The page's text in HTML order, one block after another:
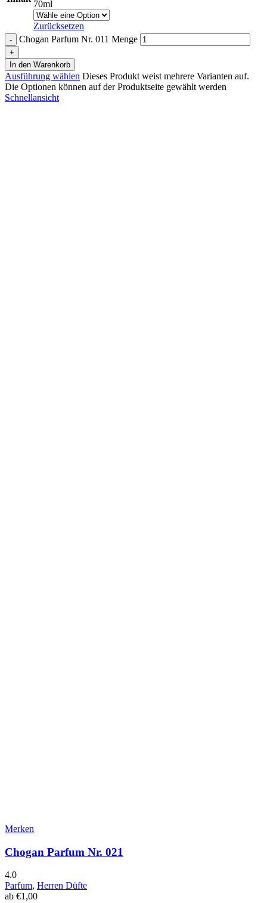
70ml
Zurücksetzen
Chogan Parfum Nr. 011 Menge
In den Warenkorb
Ausführung wählen Dieses Produkt weist mehrere Varianten auf.
Die Optionen können auf der Produktseite gewählt werden
Schnellansicht
Merken
Chogan Parfum Nr. 021
4.0
Parfum, Herren Düfte
ab €1,00